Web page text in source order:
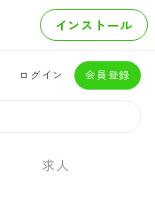
インストール
ログイン 会員登録
求人